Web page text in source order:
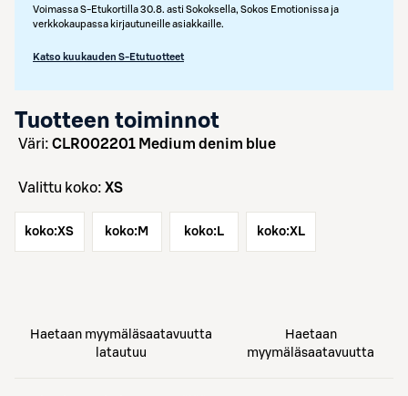
Voimassa S-Etukortilla 30.8. asti Sokoksella, Sokos Emotionissa ja
verkkokaupassa kirjautuneille asiakkaille.
Katso kuukauden S-Etutuotteet
Tuotteen toiminnot
väri: CLR002201 Medium denim blue
Valittu koko: XS
koko:XS koko: M koko: L koko:XL
Haetaan myymäläsaatavuutta
latautuu
Haetaan
myymäläsaatavuutta